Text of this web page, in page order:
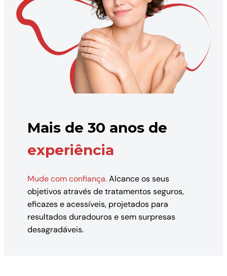
Mais de 30 anos de
experiência
Mude com confiança.Alcance os seus
objetivos através de tratamentos seguros,
eficazes e acessíveis, projetados para
resultados duradouros e sem surpresas
desagradáveis.